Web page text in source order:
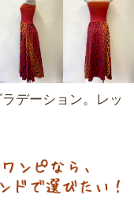
デーション。レッ